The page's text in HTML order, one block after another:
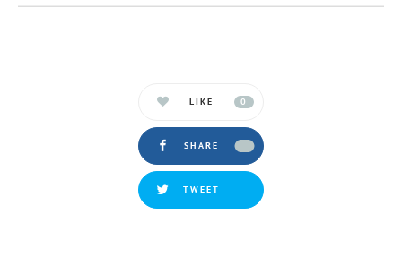
LIKE 0
SHARE
TWEET